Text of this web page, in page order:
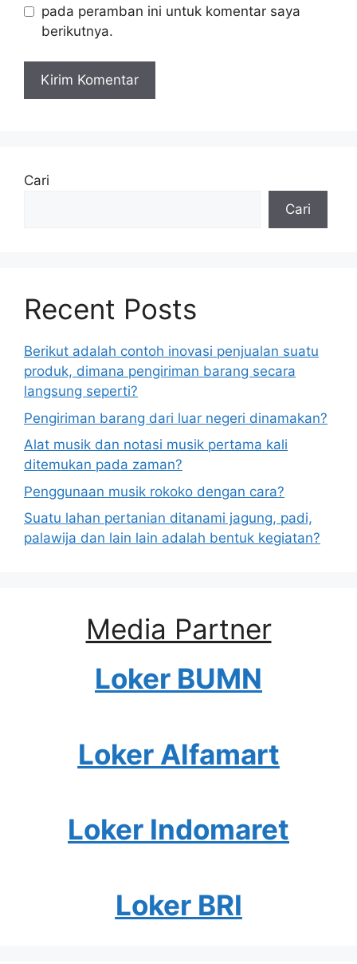
pada peramban ini untuk komentar saya
berikutnya.
Cari
Cari
Recent Posts
Berikut adalah contoh inovasi penjualan suatu
produk, dimana pengiriman barang secara
langsung seperti?
Pengiriman barang dari luar negeri dinamakan?
Alat musik dan notasi musik pertama kali
ditemukan pada zaman?
Penggunaan musik rokoko dengan cara?
Suatu lahan pertanian ditanami jagung, padi,
palawija dan lain lain adalah bentuk kegiatan?
Media Partner
Loker BUMN
Loker Alfamart
Loker Indomaret
Loker BRI